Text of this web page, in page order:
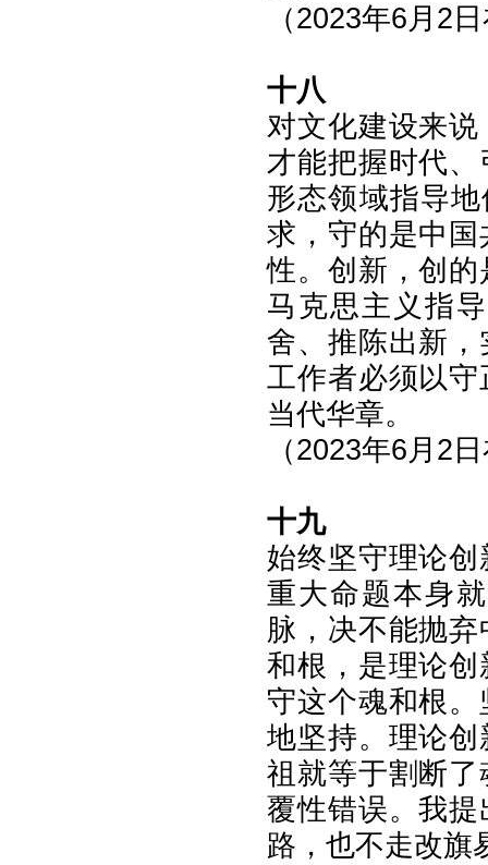
（2023年6月2
十八
对文化建设来
才能把握时代
形态领域指导
求，守的是中
性。创新，创
马克思主义指
舍、推陈出新
工作者必须以
当代华章。
（2023年6月2
十九
始终坚守理论
重大命题本身
脉，决不能抛
和根，是理论
守这个魂和根
地坚持。理论
祖就等于割断
覆性错误。我
路，也不走改旗